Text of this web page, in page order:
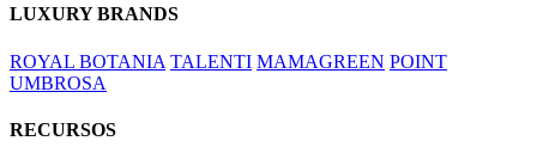
LUXURY BRANDS
ROYAL BOTANIA TALENTI MAMAGREEN POINT
UMBROSA
RECURSOS